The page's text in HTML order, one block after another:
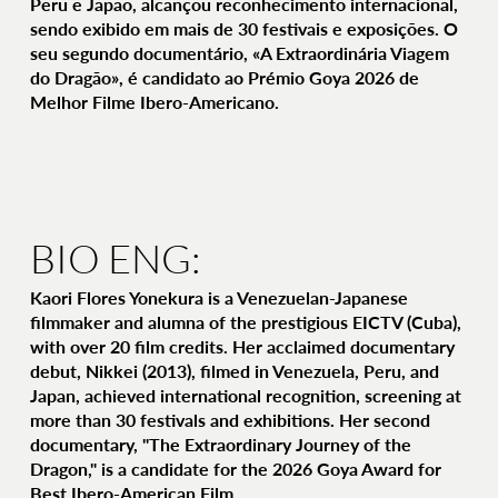
sendo exibido em mais de 30 festivais e exposições. O
seu segundo documentário, «A Extraordinária Viagem
do Dragão», é candidato ao Prémio Goya 2026 de
Melhor Filme Ibero-Americano.
BIO ENG:
Kaori Flores Yonekura is a Venezuelan-Japanese
filmmaker and alumna of the prestigious EICTV (Cuba),
with over 20 film credits. Her acclaimed documentary
debut, Nikkei (2013), filmed in Venezuela, Peru, and
Japan, achieved international recognition, screening at
more than 30 festivals and exhibitions. Her second
documentary, "The Extraordinary Journey of the
Dragon," is a candidate for the 2026 Goya Award for
Best Ibero-American Film.